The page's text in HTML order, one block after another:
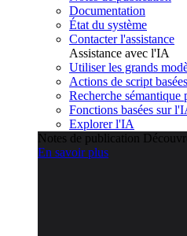
Documentation
État du système
Contacter l'assistance
Assistance avec l'IA
Utiliser les grands
Actions de script
Recherche
Fonctions basées sur
Explorer l'IA
Notes de publication
En savoir plus